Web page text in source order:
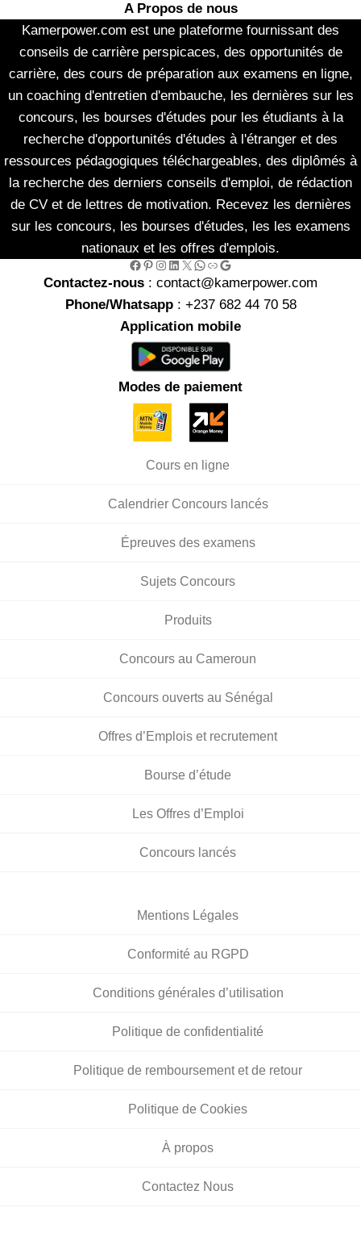
A Propos de nous
Kamerpower.com est une plateforme fournissant des
conseils de carrière perspicaces, des opportunités de
carrière, des cours de préparation aux examens en ligne,
un coaching d'entretien d'embauche, les dernières sur les
concours, les bourses d'études pour les étudiants à la
recherche d'opportunités d'études à l'étranger et des
ressources pédagogiques téléchargeables, des diplômés à
la recherche des derniers conseils d'emploi, de rédaction
de CV et de lettres de motivation. Recevez les dernières
sur les concours, les bourses d'études, les les examens
nationaux et les offres d'emplois.
Facebook Pinterest Instagram LinkedIn X WhatsApp Link Google
Contactez-nous : contact@kamerpower.com
Phone/Whatsapp: +237 682 44 70 58
Application mobile
Modes de paiement
Cours en ligne
Calendrier Concours lancés
Épreuves des examens
Sujets Concours
Produits
Concours au Cameroun
Concours ouverts au Sénégal
Offres d’Emplois et recrutement
Bourse d’étude
Les Offres d’Emploi
Concours lancés
Mentions Légales
Conformité au RGPD
Conditions générales d’utilisation
Politique de confidentialité
Politique de remboursement et de retour
Politique de Cookies
À propos
Contactez Nous